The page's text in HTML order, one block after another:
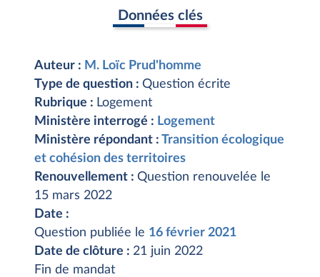
Données clés
Auteur : M. Loïc Prud'homme
Type de question : Question écrite
Rubrique : Logement
Ministère interrogé : Logement
Ministère répondant : Transition écologique
et cohésion des territoires
Renouvellement : Question renouvelée le
15 mars 2022
Date :
Question publiée le 16 février 2021
Date de clôture : 21 juin 2022
Fin de mandat